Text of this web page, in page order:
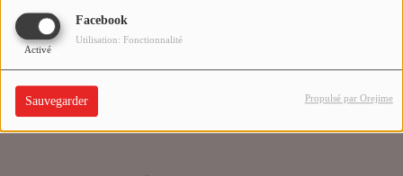
Facebook
Activé
Utilisation: Fonctionnalité
Sauvegarder Propulsé par Orejime
Se connecter